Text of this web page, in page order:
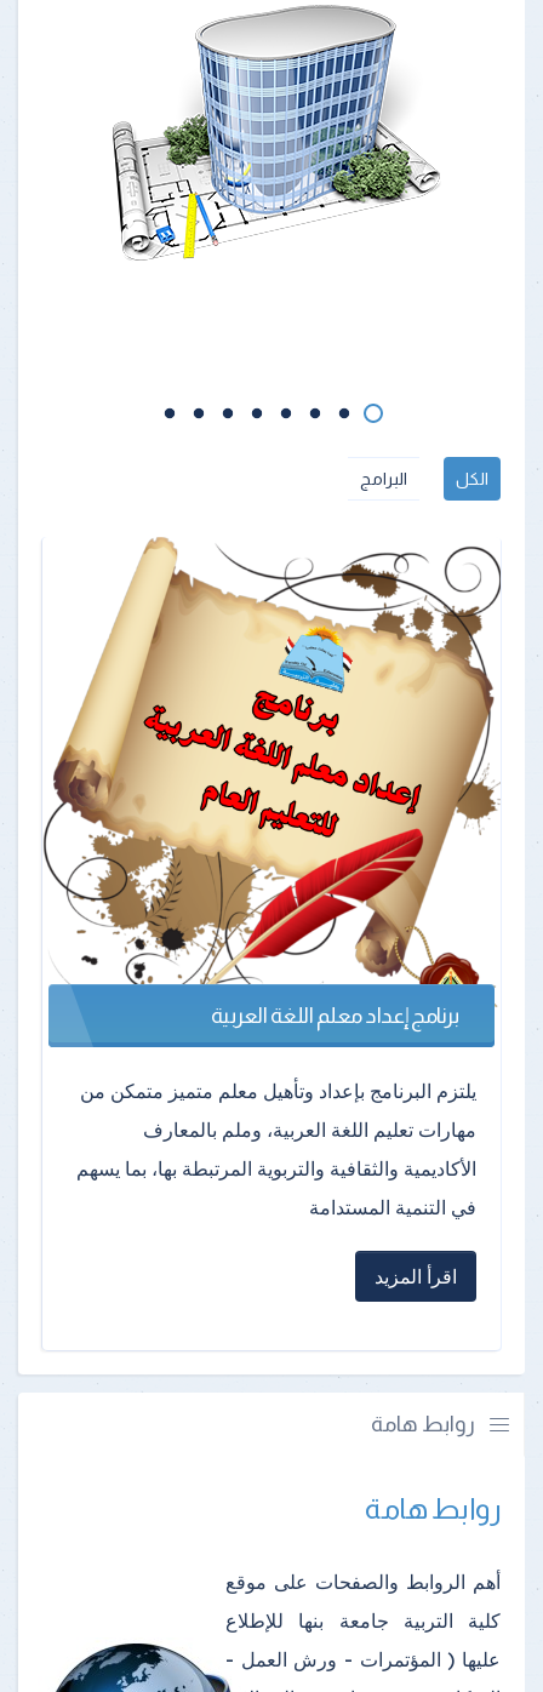
الكل البرامج
برنامج إعداد معلم اللغة العربية
يلتزم البرنامج بإعداد وتأهيل معلم متميز متمكن من
مهارات تعليم اللغة العربية، وملم بالمعارف
الأكاديمية والثقافية والتربوية المرتبطة بها، بما يسهم
في التنمية المستدامة
اقرأ المزيد
روابط هامة
روابط هامة
أهم الروابط والصفحات على موقع
كلية التربية جامعة بنها للإطلاع
عليها ( المؤتمرات - ورش العمل -